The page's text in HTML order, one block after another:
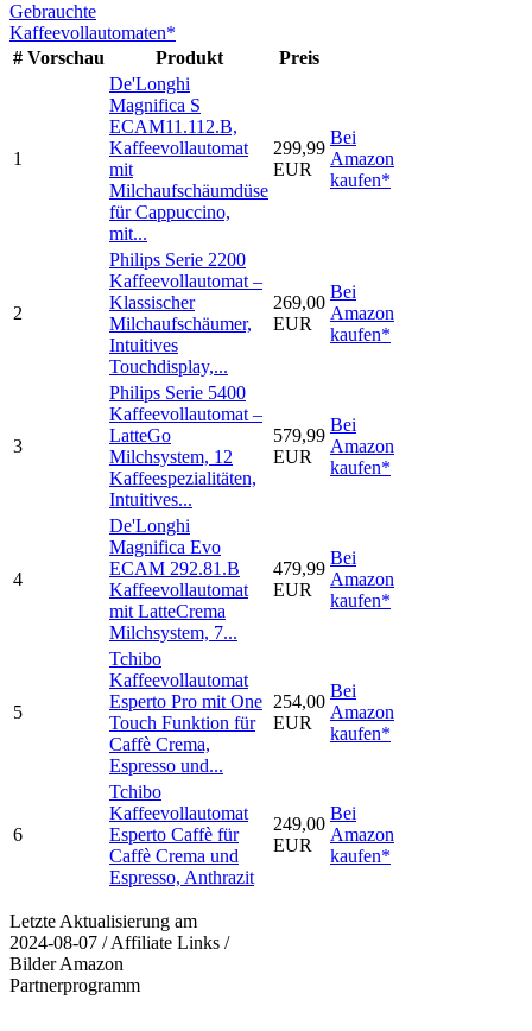
Gebrauchte
Kaffeevollautomaten*
# Vorschau Produkt Preis
1
De'Longhi
Magnifica S
ECAM11.112.B,
Kaffeevollautomat
mit
Milchaufschäumdüse
für Cappuccino,
mit...
299,99
EUR
Bei
Amazon
kaufen*
2
Philips Serie 2200
Kaffeevollautomat –
Klassischer
Milchaufschäumer,
Intuitives
Touchdisplay,...
269,00
EUR
Bei
Amazon
kaufen*
3
Philips Serie 5400
Kaffeevollautomat –
LatteGo
Milchsystem, 12
Kaffeespezialitäten,
Intuitives...
579,99
EUR
Bei
Amazon
kaufen*
4
De'Longhi
Magnifica Evo
ECAM 292.81.B
Kaffeevollautomat
mit LatteCrema
Milchsystem, 7...
479,99
EUR
Bei
Amazon
kaufen*
5
Tchibo
Kaffeevollautomat
Esperto Pro mit One
Touch Funktion für
Caffè Crema,
Espresso und...
254,00
EUR
Bei
Amazon
kaufen*
6
Tchibo
Kaffeevollautomat
Esperto Caffè für
Caffè Crema und
Espresso, Anthrazit
249,00
EUR
Bei
Amazon
kaufen*
Letzte Aktualisierung am
2024-08-07 / Affiliate Links /
Bilder Amazon
Partnerprogramm